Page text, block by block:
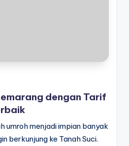
dengan Tarif
umroh menjadi impian banyak
berkunjung ke Tanah Suci.